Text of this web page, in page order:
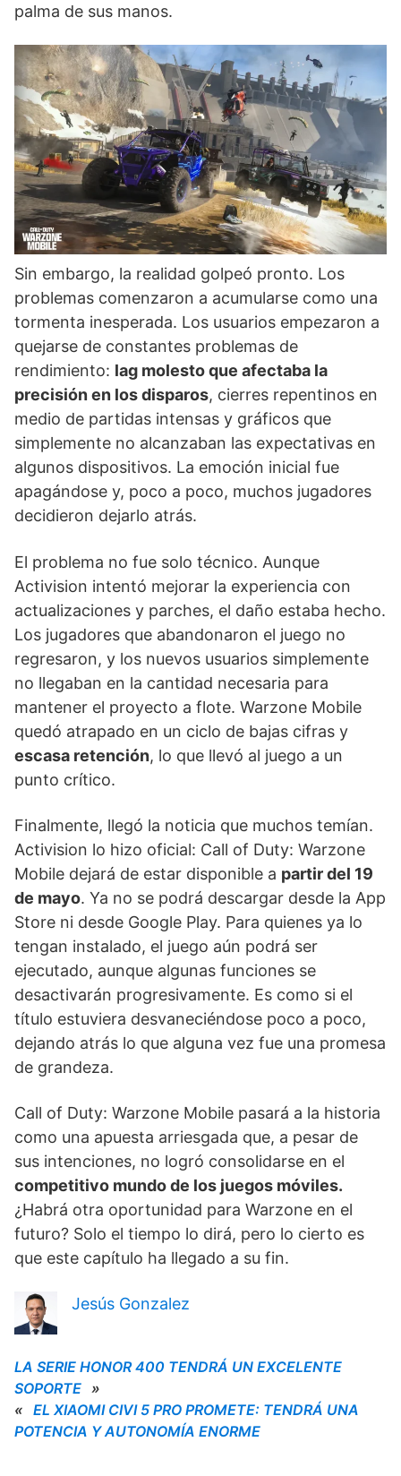
palma de sus manos.
Sin embargo, la realidad golpeó pronto. Los
problemas comenzaron a acumularse como una
tormenta inesperada. Los usuarios empezaron a
quejarse de constantes problemas de
rendimiento: lag molesto que afectaba la
precisión en los disparos, cierres repentinos en
medio de partidas intensas y gráficos que
simplemente no alcanzaban las expectativas en
algunos dispositivos. La emoción inicial fue
apagándose y, poco a poco, muchos jugadores
decidieron dejarlo atrás.
El problema no fue solo técnico. Aunque
Activision intentó mejorar la experiencia con
actualizaciones y parches, el daño estaba hecho.
Los jugadores que abandonaron el juego no
regresaron, y los nuevos usuarios simplemente
no llegaban en la cantidad necesaria para
mantener el proyecto a flote. Warzone Mobile
quedó atrapado en un ciclo de bajas cifras y
escasa retención, lo que llevó al juego a un
punto crítico.
Finalmente, llegó la noticia que muchos temían.
Activision lo hizo oficial: Call of Duty: Warzone
Mobile dejará de estar disponible a partir del 19
de mayo. Ya no se podrá descargar desde la App
Store ni desde Google Play. Para quienes ya lo
tengan instalado, el juego aún podrá ser
ejecutado, aunque algunas funciones se
desactivarán progresivamente. Es como si el
título estuviera desvaneciéndose poco a poco,
dejando atrás lo que alguna vez fue una promesa
de grandeza.
Call of Duty: Warzone Mobile pasará a la historia
como una apuesta arriesgada que, a pesar de
sus intenciones, no logró consolidarse en el
competitivo mundo de los juegos móviles.
¿Habrá otra oportunidad para Warzone en el
futuro? Solo el tiempo lo dirá, pero lo cierto es
que este capítulo ha llegado a su fin.
Jesús Gonzalez
LA SERIE HONOR 400 TENDRÁ UN EXCELENTE
SOPORTE »
« EL XIAOMI CIVI 5 PRO PROMETE: TENDRÁ UNA
POTENCIA Y AUTONOMÍA ENORME